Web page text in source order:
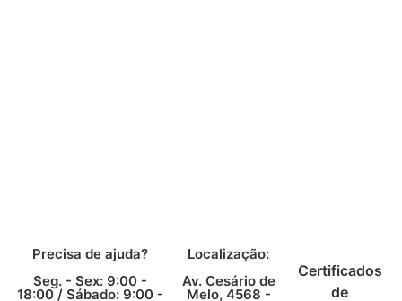
Precisa de ajuda?
Seg. - Sex: 9:00 -
18:00 / Sábado: 9:00 -
Localização:
Av. Cesário de
Melo, 4568 -
Certificados
de